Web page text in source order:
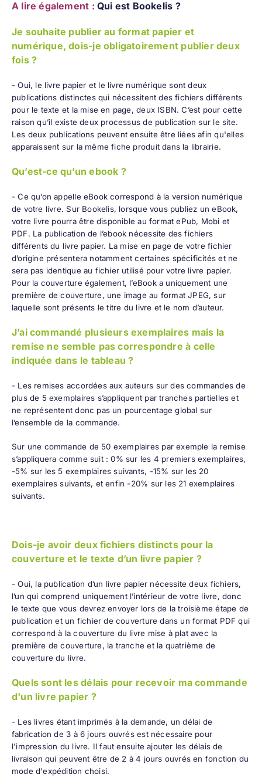
A lire également : Qui est Bookelis ?
Je souhaite publier au format papier et
numérique, dois-je obligatoirement publier deux
fois ?
- Oui, le livre papier et le livre numérique sont deux
publications distinctes qui nécessitent des fichiers différents
pour le texte et la mise en page, deux ISBN. C’est pour cette
raison qu’il existe deux processus de publication sur le site.
Les deux publications peuvent ensuite être liées afin qu'elles
apparaissent sur la même fiche produit dans la librairie.
Qu’est-ce qu’un ebook ?
- Ce qu’on appelle eBook correspond à la version numérique
de votre livre. Sur Bookelis, lorsque vous publiez un eBook,
votre livre pourra être disponible au format ePub, Mobi et
PDF. La publication de l’ebook nécessite des fichiers
différents du livre papier. La mise en page de votre fichier
d’origine présentera notamment certaines spécificités et ne
sera pas identique au fichier utilisé pour votre livre papier.
Pour la couverture également, l’eBook a uniquement une
première de couverture, une image au format JPEG, sur
laquelle sont présents le titre du livre et le nom d’auteur.
J’ai commandé plusieurs exemplaires mais la
remise ne semble pas correspondre à celle
indiquée dans le tableau ?
- Les remises accordées aux auteurs sur des commandes de
plus de 5 exemplaires s’appliquent par tranches partielles et
ne représentent donc pas un pourcentage global sur
l’ensemble de la commande.
Sur une commande de 50 exemplaires par exemple la remise
s’appliquera comme suit : 0% sur les 4 premiers exemplaires,
-5% sur les 5 exemplaires suivants, -15% sur les 20
exemplaires suivants, et enfin -20% sur les 21 exemplaires
suivants.
Dois-je avoir deux fichiers distincts pour la
couverture et le texte d’un livre papier ?
- Oui, la publication d’un livre papier nécessite deux fichiers,
l’un qui comprend uniquement l’intérieur de votre livre, donc
le texte que vous devrez envoyer lors de la troisième étape de
publication et un fichier de couverture dans un format PDF qui
correspond à la couverture du livre mise à plat avec la
première de couverture, la tranche et la quatrième de
couverture du livre.
Quels sont les délais pour recevoir ma commande
d'un livre papier ?
- Les livres étant imprimés à la demande, un délai de
fabrication de 3 à 6 jours ouvrés est nécessaire pour
l'impression du livre. Il faut ensuite ajouter les délais de
livraison qui peuvent être de 2 à 4 jours ouvrés en fonction du
mode d'expédition choisi.